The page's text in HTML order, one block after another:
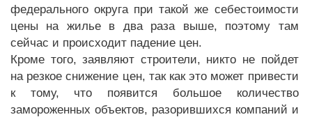
федерального округа при такой же себестоимости
цены на жилье в два раза выше, поэтому там
сейчас и происходит падение цен.
Кроме того, заявляют строители, никто не пойдет
на резкое снижение цен, так как это может привести
к тому, что появится большое количество
замороженных объектов, разорившихся компаний и